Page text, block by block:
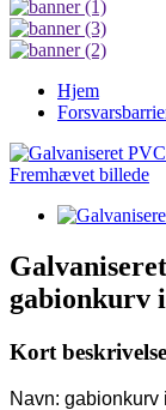
Hjem
gabionkurv
Kort
Navn: gabionkurv